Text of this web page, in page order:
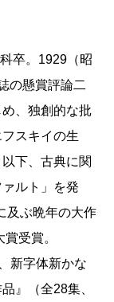
卒。1929（昭
の懸賞評論二
、独創的な批
スキイの生
下、古典に関
ルト」を発
及ぶ晩年の大作
受賞。
新字体新かな
』（全28集、